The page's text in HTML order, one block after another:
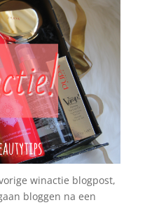
winactie blogpost,
bloggen na een